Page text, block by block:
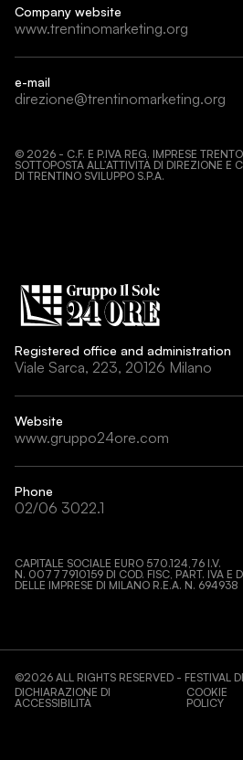
Company website
www.trentinomarketing.org
e-mail
direzione@trentinomarketing.org
© 2026 - C.F. E P.IVA REG. IMPRESE
SOTTOPOSTA ALL’ATTIVITÀ DI DIREZIONE E
DI TRENTINO SVILUPPO S.P.A.
Registered office and administration
Viale Sarca, 223, 20126 Milano
Website
www.gruppo24ore.com
Phone
02/06 3022.1
CAPITALE SOCIALE EURO 570.124,76 I.V.
N. 00777910159 DI COD. FISC, PART. IVA E
DELLE IMPRESE DI MILANO R.E.A. N. 694938
©2026 ALL RIGHTS RESERVED - FESTIVAL
DICHIARAZIONE DI
ACCESSIBILITÀ
COOKIE
POLICY